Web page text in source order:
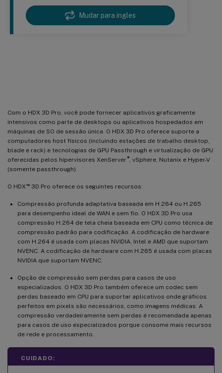
Mudar para ingles
Com o HDX 3D Pro, você pode fornecer aplicativos graficamente
intensivos como parte de desktops ou aplicativos hospedados em
máquinas de SO de sessão única. O HDX 3D Pro oferece suporte a
computadores host físicos (incluindo estações de trabalho desktop,
blade e rack) e tecnologias de GPU Passthrough e virtualização de GPU
oferecidas pelos hipervisores XenServer ®, vSphere, Nutanix e Hyper-V
(somente passthrough).
O HDX ™3D Pro oferece os seguintes recursos:
Compressão profunda adaptativa baseada em H.264 ou H.265
para desempenho ideal de WAN e sem fio. O HDX 3D Pro usa
compressão H.264 de tela cheia baseada em CPU como técnica de
compressão padrão para codificação. A codificação de hardware
com H.264 é usada com placas NVIDIA, Intel e AMD que suportam
NVENC. A codificação de hardware com H.265 é usada com placas
NVIDIA que suportam NVENC.
Opção de compressão sem perdas para casos de uso
especializados. O HDX 3D Pro também oferece um codec sem
perdas baseado em CPU para suportar aplicativos onde gráficos
perfeitos em pixels são necessários, como imagens médicas. A
compressão verdadeiramente sem perdas é recomendada apenas
para casos de uso especializados porque consome mais recursos
de rede e processamento.
CUIDADO: